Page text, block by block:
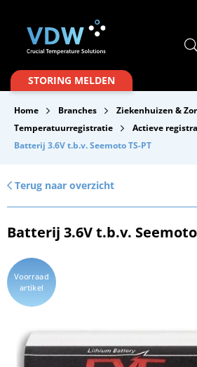
Producten
Branches
Merken
Over VDW
Service & Onderhoud
Downloads
STORING MELDEN
Home Branches
Ziekenhuizen &
Temperatuurregistratie
Actieve
Batterij 3.6V t.b.v. Seemoto TS-PT
Terug naar overzicht
Batterij 3.6V t.b.v. Seemoto
Voorraad
artikel